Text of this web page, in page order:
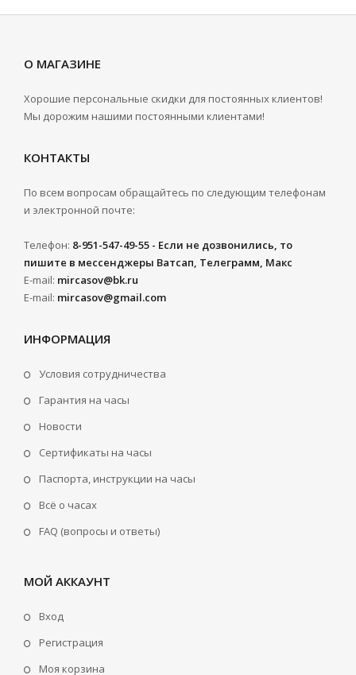
О МАГАЗИНЕ
Хорошие персональные скидки для постоянных клиентов!
Мы дорожим нашими постоянными клиентами!
КОНТАКТЫ
По всем вопросам обращайтесь по следующим телефонам
и электронной почте:
Телефон: 8-951-547-49-55 - Если не дозвонились, то
пишите в мессенджеры Ватсап, Телеграмм, Макс
E-mail: mircasov@bk.ru
E-mail: mircasov@gmail.com
ИНФОРМАЦИЯ
Условия сотрудничества
Гарантия на часы
Новости
Сертификаты на часы
Паспорта, инструкции на часы
Всё о часах
FAQ (вопросы и ответы)
МОЙ АККАУНТ
Вход
Регистрация
Моя корзина